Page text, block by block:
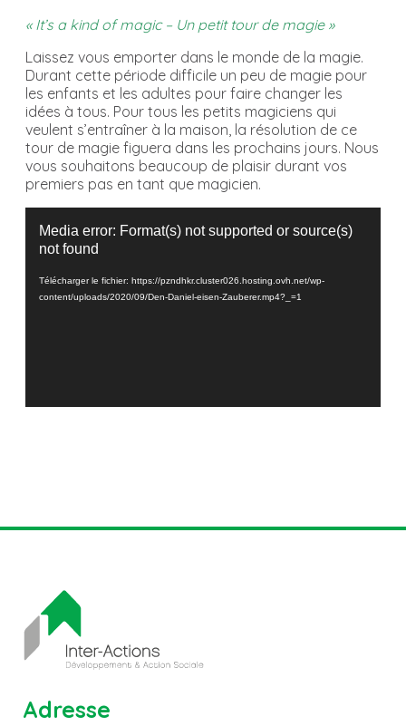
« It’s a kind of magic – Un petit tour de magie »
Laissez vous emporter dans le monde de la magie.
Durant cette période difficile un peu de magie pour
les enfants et les adultes pour faire changer les
idées à tous. Pour tous les petits magiciens qui
veulent s’entraîner à la maison, la résolution de ce
tour de magie figuera dans les prochains jours. Nous
vous souhaitons beaucoup de plaisir durant vos
premiers pas en tant que magicien.
vidéo
Media error: Format(s) not supported or source(s)
not found
Télécharger le fichier: https://pzndhkr.cluster026.hosting.ovh.net/wp-
content/uploads/2020/09/Den-Daniel-eisen-Zauberer.mp4?_=1
Adresse